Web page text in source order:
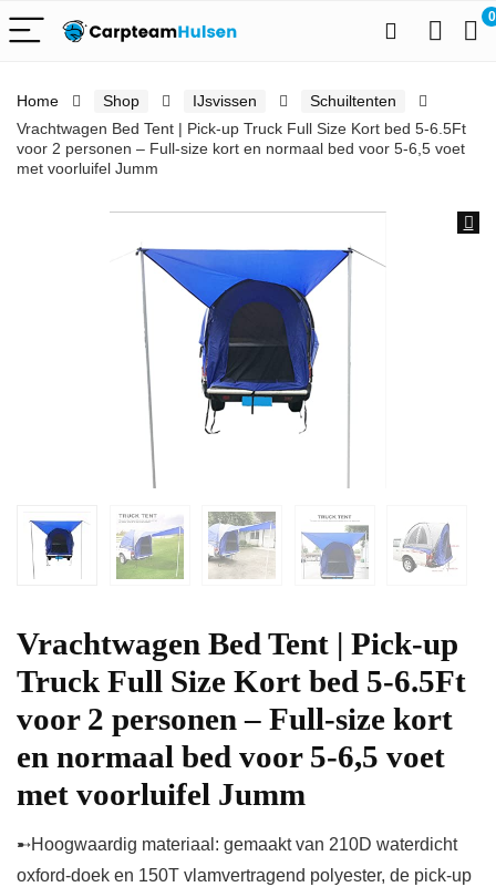
0
Home Shop IJsvissen
Schuiltenten
Vrachtwagen Bed Tent | Pick-up Truck Full Size Kort bed 5-6.5Ft
voor 2 personen – Full-size kort en normaal bed voor 5-6,5 voet
met voorluifel Jumm
Vrachtwagen Bed Tent | Pick-up
Truck Full Size Kort bed 5-6.5Ft
voor 2 personen – Full-size kort
en normaal bed voor 5-6,5 voet
met voorluifel Jumm
➸Hoogwaardig materiaal: gemaakt van 210D waterdicht
oxford-doek en 150T vlamvertragend polyester, de pick-up